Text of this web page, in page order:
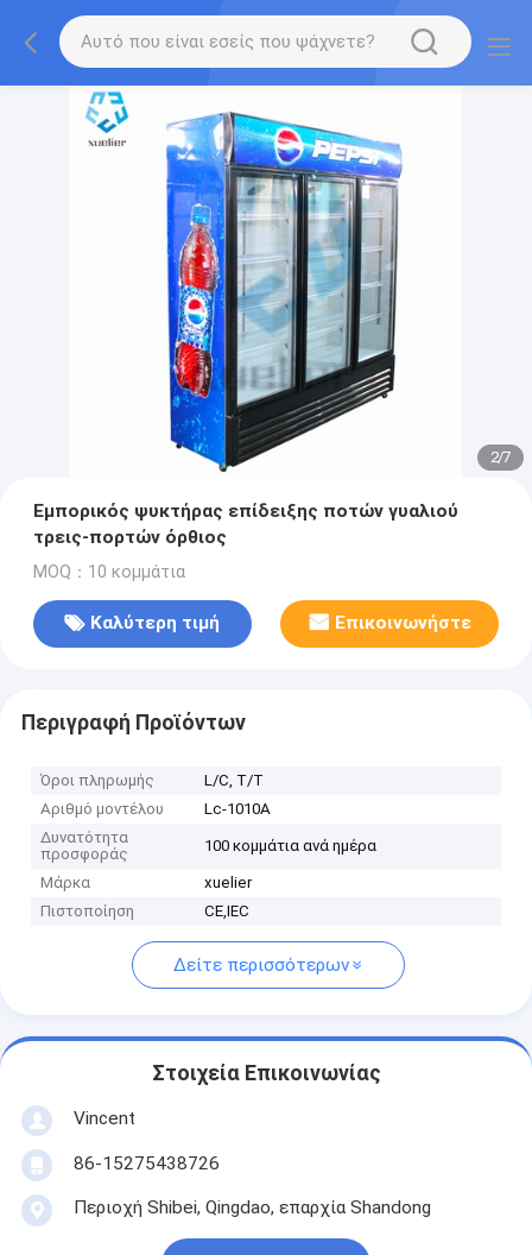
2/7
Εμπορικός ψυκτήρας επίδειξης ποτών γυαλιού
τρεις-πορτών όρθιος
MOQ：10 κομμάτια
Καλύτερη τιμή Επικοινωνήστε
Περιγραφή Προϊόντων
Όροι πληρωμής
L/C, T/T
Αριθμό μοντέλου
Lc-1010A
Δυνατότητα
προσφοράς
100 κομμάτια ανά ημέρα
Μάρκα
xuelier
Πιστοποίηση
CE,IEC
Δείτε περισσότερων
Στοιχεία Επικοινωνίας
Vincent
86-15275438726
Περιοχή Shibei, Qingdao, επαρχία Shandong